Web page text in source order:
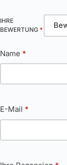
IHRE
BEWERTUNG *
Name *
E-Mail *